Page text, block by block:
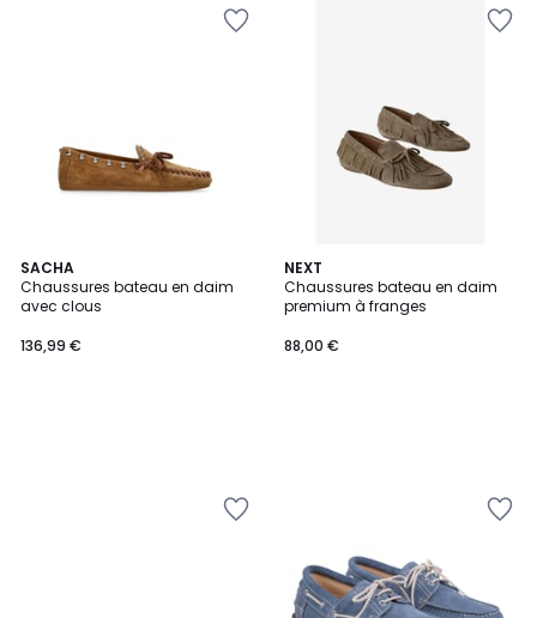
SACHA
Chaussures bateau en daim
avec clous
136,99 €
NEXT
Chaussures bateau en daim
premium à franges
88,00 €